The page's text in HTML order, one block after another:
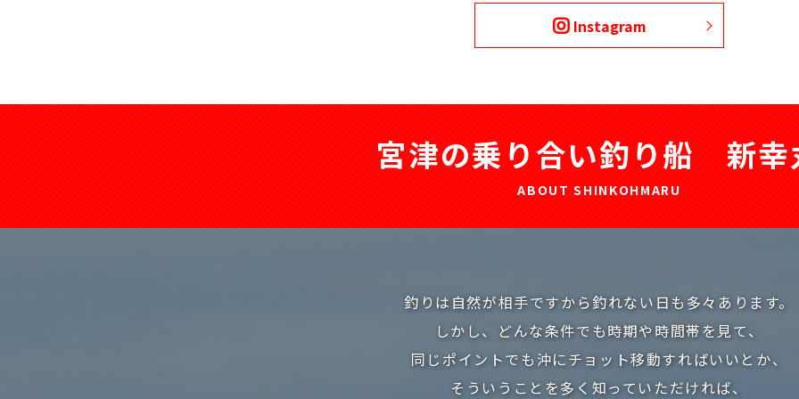
Instagram
宮津の乗り合い釣り船 新幸
ABOUT SHINKOHMARU
釣りは自然が相手ですから釣れない日も多々あります。
しかし、どんな条件でも時期や時間帯を見て、
同じポイントでも沖にチョット移動すればいいとか、
そういうことを多く知っていただければ、